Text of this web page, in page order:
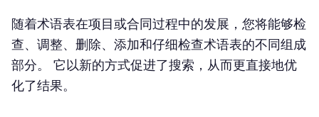
随着术语表在项目或合同过程中的发展，您将能够检
查、调整、删除、添加和仔细检查术语表的不同组成
部分。 它以新的方式促进了搜索，从而更直接地优
化了结果。